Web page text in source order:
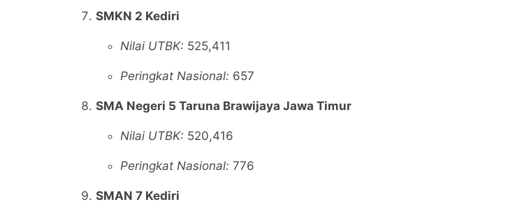
SMKN 2 Kediri
Nilai UTBK: 525,411
Peringkat Nasional: 657
SMA Negeri 5 Taruna Brawijaya Jawa Timur
Nilai UTBK: 520,416
Peringkat Nasional: 776
SMAN 7 Kediri